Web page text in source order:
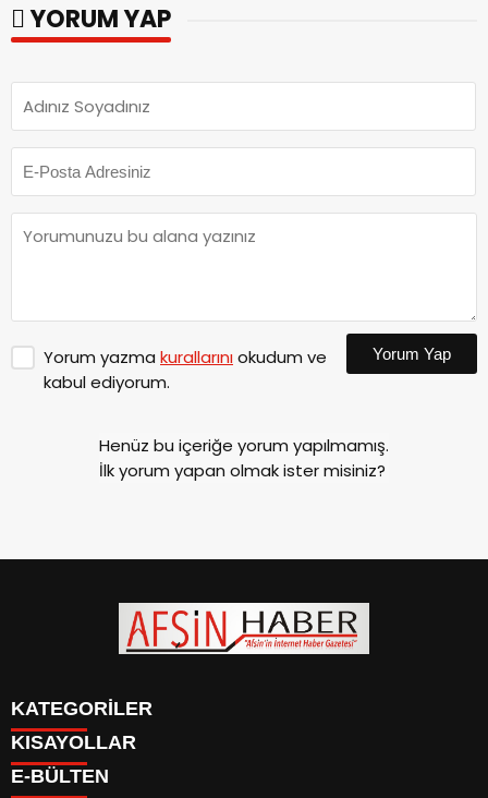
YORUM YAP
Yorum yazma kurallarınıokudum ve
kabul ediyorum.
Yorum Yap
Henüz bu içeriğe yorum yapılmamış.
İlk yorum yapan olmak ister misiniz?
KATEGORİLER
SİYASET
EĞİTİM
KISAYOLLAR
E-BÜLTEN